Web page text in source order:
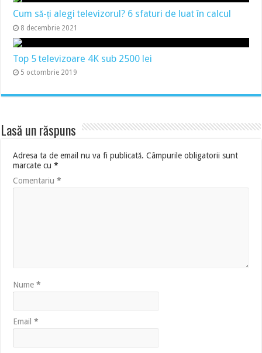
Cum să-ți alegi televizorul? 6 sfaturi de luat în calcul
8 decembrie 2021
Top 5 televizoare 4K sub 2500 lei
5 octombrie 2019
Lasă un răspuns
Adresa ta de email nu va fi publicată. Câmpurile obligatorii sunt
marcate cu*
Comentariu*
Nume*
Email*